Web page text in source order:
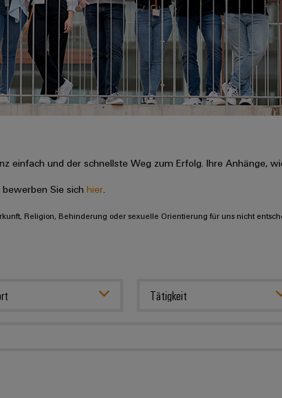
einfach und der schnellste Weg zum Erfolg. Ihre Anhänge,
Sie sich hier
Religion, Behinderung oder sexuelle Orientierung für uns nicht
Tätigkeit